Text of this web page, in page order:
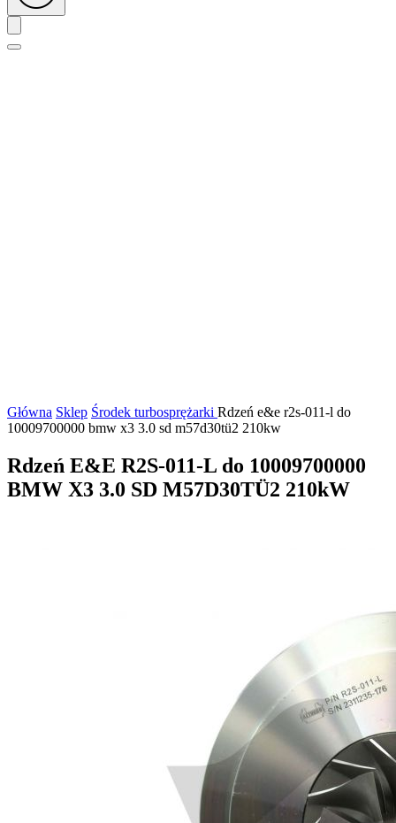
Główna Sklep Środek turbosprężarki Rdzeń e&e r2s-011-l do
10009700000 bmw x3 3.0 sd m57d30tü2 210kw
Rdzeń E&E R2S-011-L do 10009700000
BMW X3 3.0 SD M57D30TÜ2 210kW